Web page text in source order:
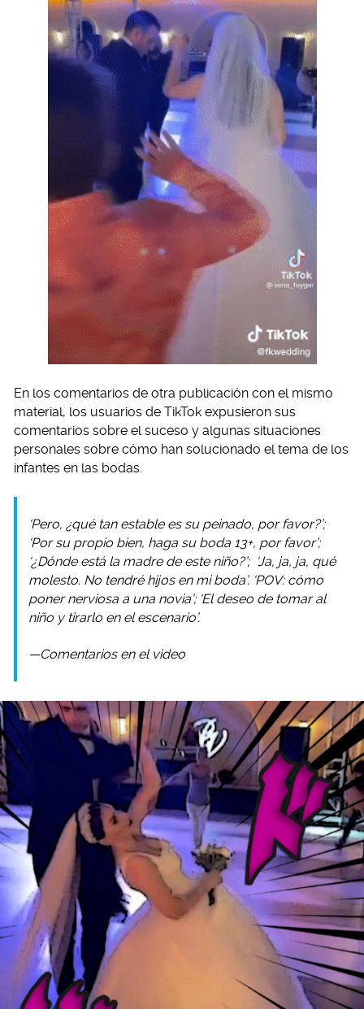
En los comentarios de otra publicación con el mismo
material, los usuarios de TikTok expusieron sus
comentarios sobre el suceso y algunas situaciones
personales sobre cómo han solucionado el tema de los
infantes en las bodas.
‘Pero, ¿qué tan estable es su peinado, por favor?’;
‘Por su propio bien, haga su boda 13+, por favor’;
‘¿Dónde está la madre de este niño?’; ‘Ja, ja, ja, qué
molesto. No tendré hijos en mi boda’. ‘POV: cómo
poner nerviosa a una novia’; ‘El deseo de tomar al
niño y tirarlo en el escenario’.
—Comentarios en el video